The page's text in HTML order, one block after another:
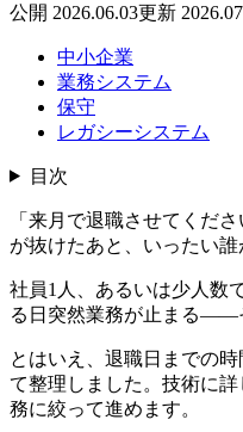
公開 2026.06.03更新
中小企業
業務システム
保守
レガシーシステム
目次
「来月で退職させてくだ
が抜けたあと、いったい誰
社員1人、あるいは少人数
る日突然業務が止まる——
とはいえ、退職日までの
て整理しました。技術に
務に絞って進めます。